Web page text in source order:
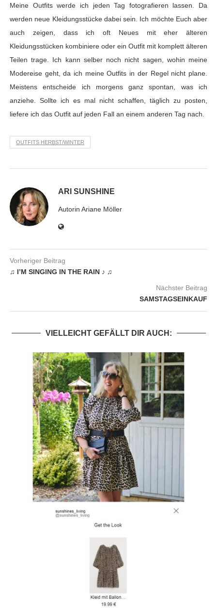
Meine Outfits werde ich jeden Tag fotografieren lassen. Da
werden neue Kleidungsstücke dabei sein. Ich möchte Euch aber
auch zeigen, dass ich oft Neues mit eher älteren
Kleidungsstücken kombiniere oder ein Outfit mit komplett älteren
Teilen trage. Ich kann selber noch nicht sagen, wohin meine
Modereise geht, da ich meine Outfits in der Regel nicht plane.
Meistens entscheide ich morgens ganz spontan, was ich
anziehe. Sollte ich es mal nicht schaffen, täglich zu posten,
liefere ich das Outfit auf jeden Fall an einem anderen Tag nach.
OUTFITS HERBST/WINTER
ARI SUNSHINE
Autorin Ariane Möller
Vorheriger Beitrag
♫ I’M SINGING IN THE RAIN ♪ ♫
Nächster Beitrag
SAMSTAGSEINKAUF
VIELLEICHT GEFÄLLT DIR AUCH: